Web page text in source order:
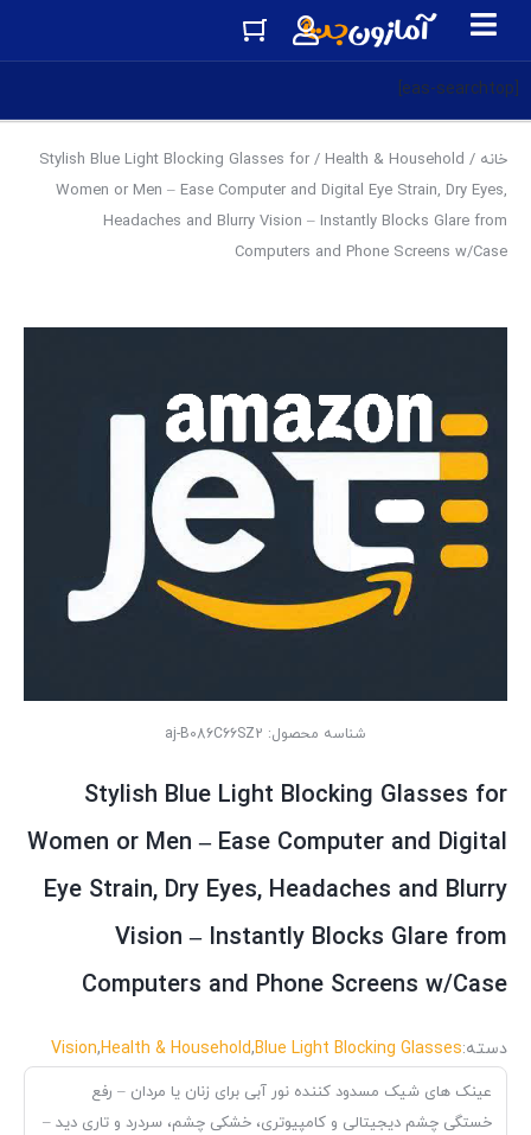
[eas-searchtop]
خانه /
Health & Household
/ Stylish Blue Light Blocking Glasses for
Women or Men – Ease Computer and Digital Eye Strain, Dry Eyes,
Headaches and Blurry Vision – Instantly Blocks Glare from
Computers and Phone Screens w/Case
شناسه محصول: aj-B086C66SZ2
Stylish Blue Light Blocking Glasses for
Women or Men – Ease Computer and Digital
Eye Strain, Dry Eyes, Headaches and Blurry
Vision – Instantly Blocks Glare from
Computers and Phone Screens w/Case
دسته:Blue Light Blocking Glasses
,
Health & Household
,
Vision
عینک های شیک مسدود کننده نور آبی برای زنان یا مردان – رفع
خستگی چشم دیجیتالی و کامپیوتری، خشکی چشم، سردرد و تاری دید –